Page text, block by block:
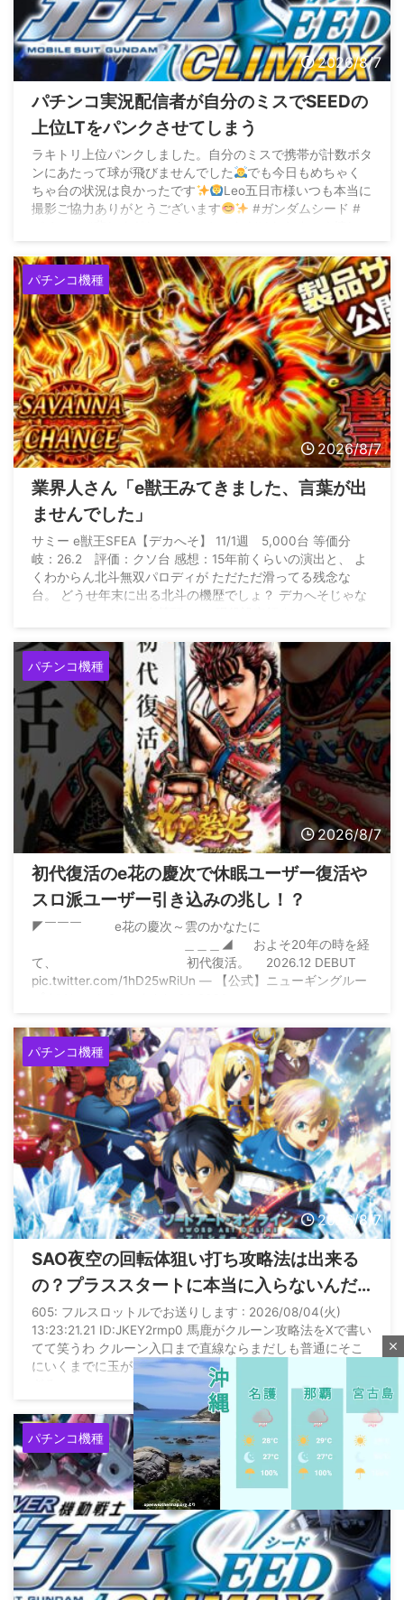
2026/8/7
パチンコ実況配信者が自分のミスでSEEDの
上位LTをパンクさせてしまう
ラキトリ上位パンクしました。自分のミスで携帯が計数ボタ
ンにあたって球が飛びませんでした
でも今日もめちゃく
ちゃ台の状況は良かったです
Leo五日市様いつも本当に
撮影ご協力ありがとうございます
#ガンダムシード #
パチンコ機種
2026/8/7
業界人さん「e獣王みてきました、言葉が出
ませんでした」
サミー e獣王SFEA【デカへそ】 11/1週 5,000台 等価分
岐：26.2 評価：クソ台 感想：15年前くらいの演出と、 よ
くわからん北斗無双パロディが ただただ滑ってる残念な
台。 どうせ年末に出る北斗の機歴でしょ？ デカへそじゃな
パチンコ機種
2026/8/7
初代復活のe花の慶次で休眠ユーザー復活や
スロ派ユーザー引き込みの兆し！？
◤￣￣￣ e花の慶次～雲のかなたに
＿＿＿◢ およそ20年の時を経
て、 初代復活。 2026.12 DEBUT
pic.twitter.com/1hD25wRiUn — 【公式】ニューギングルー
パチンコ機種
2026/8/7
SAO夜空の回転体狙い打ち攻略法は出来る
の？プラススタートに本当に入らないんだ
が
605: フルスロットルでお送りします : 2026/08/04(火)
13:23:21.21 ID:JKEY2rmp0 馬鹿がクルーン攻略法をXで書い
てて笑うわ クルーン入口まで直線ならまだしも普通にそこ
にいくまでに玉が暴れるのに出来るわけないじゃん 馬鹿す
パチンコ機種
close
t